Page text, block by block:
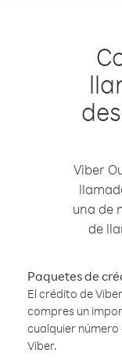
Viber
una de
de
Paquetes de
El crédito de
compres un
cualquier
Viber.